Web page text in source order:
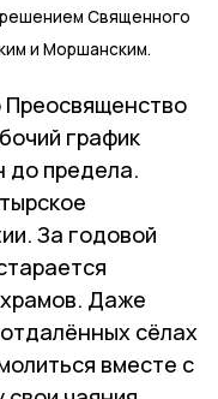
решением Священного
и Моршанским.
Преосвященство
график
до предела.
За годовой
Даже
сёлах
вместе с